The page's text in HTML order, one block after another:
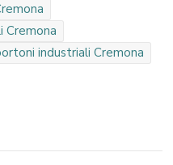
Cremona
industriali Cremona